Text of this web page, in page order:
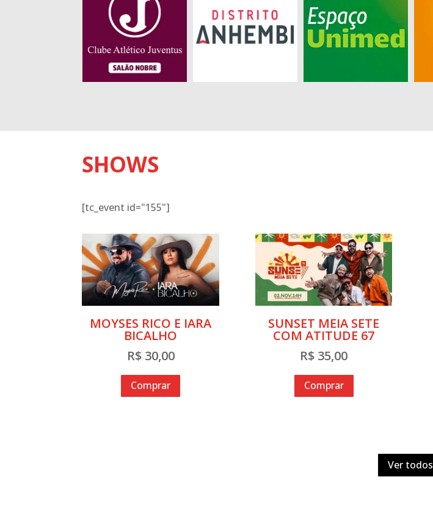
SHOWS
[tc_event id="155"]
MOYSES RICO E IARA
BICALHO
R$30,00
Comprar
SUNSET MEIA SETE
COM ATITUDE 67
R$ 35,00
Comprar
Ver todos